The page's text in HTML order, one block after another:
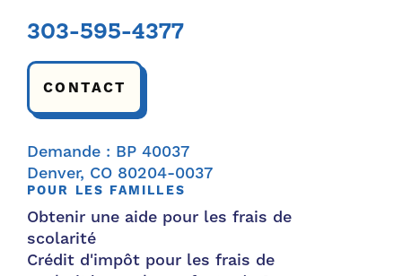
303-595-4377
CONTACT
Demande : BP 40037
Denver, CO 80204-0037
POUR LES FAMILLES
Obtenir une aide pour les frais de
scolarité
Crédit d'impôt pour les frais de